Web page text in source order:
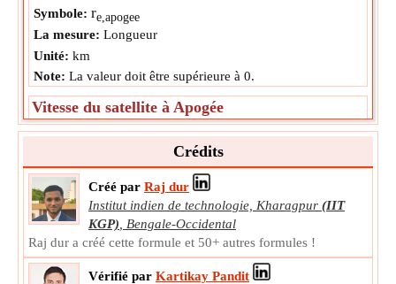
Symbole: re,apogee
La mesure: Longueur
Unité: km
Note: La valeur doit être supérieure à 0.
Vitesse du satellite à Apogée
La vitesse du satellite à Apogée fait référence à la vitesse à
laquelle un satellite se déplace lorsqu'il se trouve à son
point le plus éloigné du corps céleste sur lequel il tourne,
comme la Terre.
Symbole:
vapogee
La mesure:La rapidité
Unité: km/s
Note:La valeur doit être supérieure à 0.
Crédits
Créé par Raj dur
Institut indien de technologie, Kharagpur (IIT
KGP)
Bengale-Occidental
Raj dur a créé cette formule et 50+ autres formules !
Vérifié par Kartikay Pandit